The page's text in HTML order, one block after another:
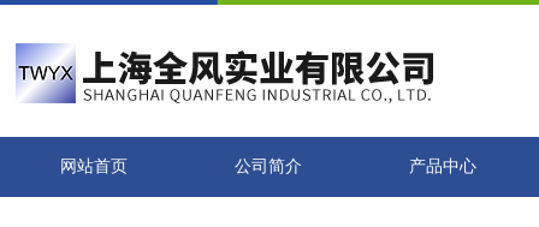
网站首页 公司简介 产品中心